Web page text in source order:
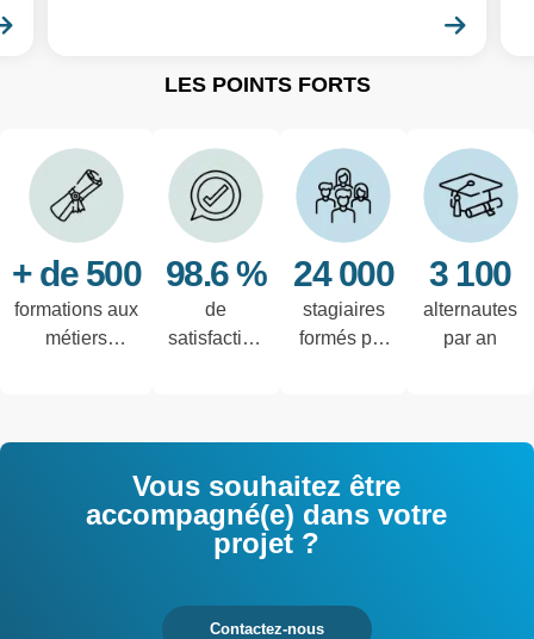
LES POINTS FORTS
+ de 500
formations aux
métiers
98.6 %
de
satisfaction
24 000
stagiaires
formés par
3 100
alternautes
par an
Vous souhaitez être
accompagné(e) dans votre
projet ?
Contactez-nous